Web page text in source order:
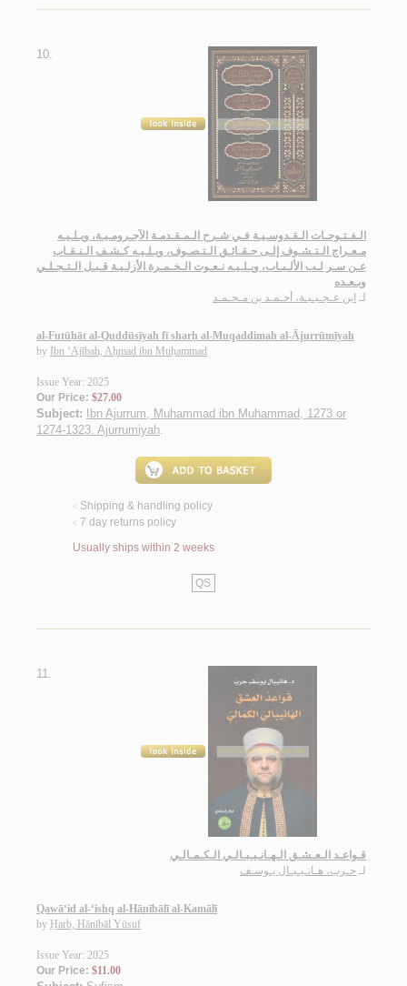
10.
الـفـتـوحـات الـقـدوسـيـة فـي شـرح الـمـقـدمـة الآجـرومـيـة، ويـلـيـه
مـعـراج الـتـشـوف إلـى حـقـائـق الـتـصـوف، ويـلـيـه كـشـف الـنـقـاب
عـن سـر لـب الألـبـاب، ويـلـيـه نـعـوت الـخـمـرة الأزلـيـة قـبـل الـتـجـلـي
وبـعـده
لـ ابن عـجـيـبـة، أحـمـد بن مـحـمـد
al-Futūḥāt al-Quddūsīyah fī sharḥ al-Muqaddimah al-Ājurrūmīyah
by Ibn ‘Ajībah, Aḥmad ibn Muḥammad
Issue Year: 2025
Our Price: $27.00
Subject:
Ibn Ajurrum, Muhammad ibn Muhammad, 1273 or
1274-1323. Ajurrumiyah.
< Shipping & handling policy
< 7 day returns policy
Usually ships within 2 weeks
QS
11.
قـواعـد الـعـشـق الـهـانـيـبـالـي الـكـمـالـي
لـ حـرب، هـانـيـبـال يـوسـف
Qawā‘id al-‘ishq al-Hānībālī al-Kamālī
by Ḥarb, Hānībāl Yūsuf
Issue Year: 2025
Our Price: $11.00